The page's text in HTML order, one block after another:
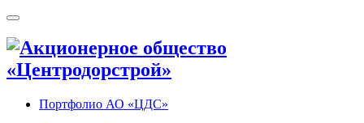
Портфолио АО «ЦДС»